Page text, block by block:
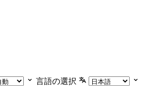
言語の選択